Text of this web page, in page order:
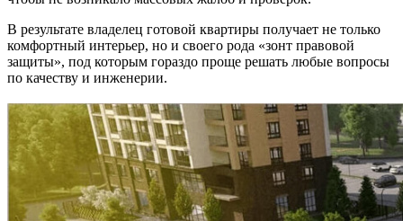
В результате владелец готовой квартиры получает не только
комфортный интерьер, но и своего рода «зонт правовой
защиты», под которым гораздо проще решать любые вопросы
по качеству и инженерии.